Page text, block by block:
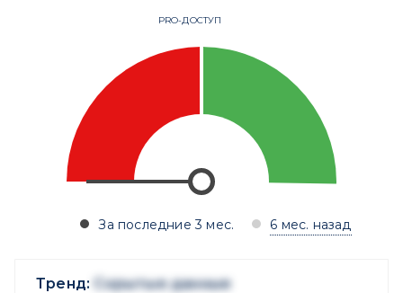
PRO-ДОСТУП
За последние 3 мес. 6 мес. назад
Тренд: Скрытые данные